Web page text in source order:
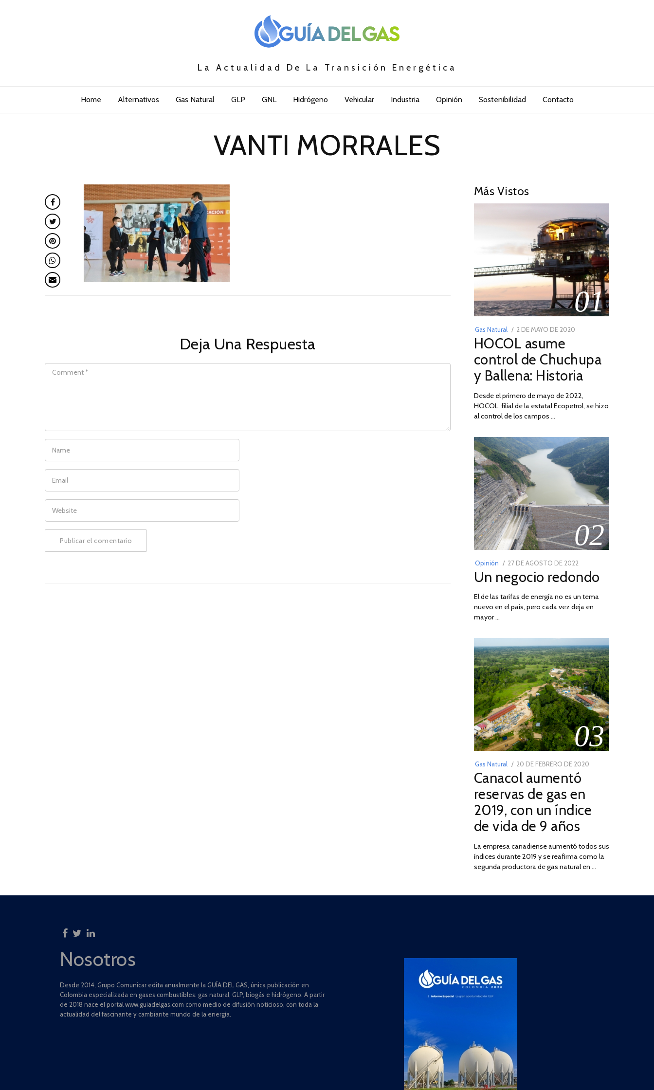
La Actualidad De La Transición Energética
Home Alternativos Gas Natural GLP GNL Hidrógeno Vehicular Industria Opinión Sostenibilidad Contacto
VANTI MORRALES
Deja Una Respuesta
Más Vistos
01
Gas Natural
POSTED
ON
2 DE MAYO DE 2020
DE
2026
HOCOL asume
control de Chuchupa
y Ballena: Historia
Desde el primero de mayo de 2022,
HOCOL, filial de la estatal Ecopetrol, se hizo
al control de los campos …
02
Opinión
POSTED
ON
27 DE AGOSTO DE 2022
DE
DE
2022
Un negocio redondo
El de las tarifas de energía no es un tema
nuevo en el país, pero cada vez deja en
mayor …
03
Gas Natural
POSTED
ON
20 DE FEBRERO DE 2020
2025
Canacol aumentó
reservas de gas en
2019, con un índice
de vida de 9 años
La empresa canadiense aumentó todos sus
índices durante 2019 y se reafirma como la
segunda productora de gas natural en …
Nosotros
Desde 2014, Grupo Comunicar edita anualmente la GUÍA DEL GAS, única publicación en
Colombia especializada en gases combustibles: gas natural, GLP, biogás e hidrógeno. A partir
de 2018 nace el portal www.guiadelgas.com como medio de difusión noticioso, con toda la
actualidad del fascinante y cambiante mundo de la energía.